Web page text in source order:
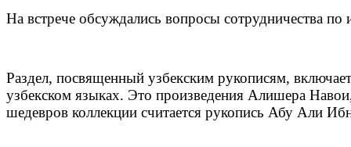
На встрече обсуждались вопросы сотрудничества
Раздел, посвященный узбекским рукописям,
узбекском языках. Это произведения Алишера
шедевров коллекции считается рукопись Абу Али